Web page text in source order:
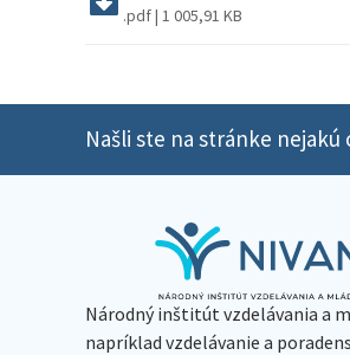
.pdf | 1 005,91 KB
Našli ste na stránke
Národný inštitút vzdelávania a
napríklad vzdelávanie a